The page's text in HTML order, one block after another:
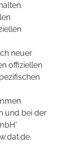
neuer
offiziellen
und bei der